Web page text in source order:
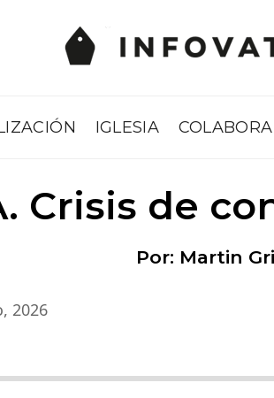
IGLESIA
Crisis de
Por: Martin
2026